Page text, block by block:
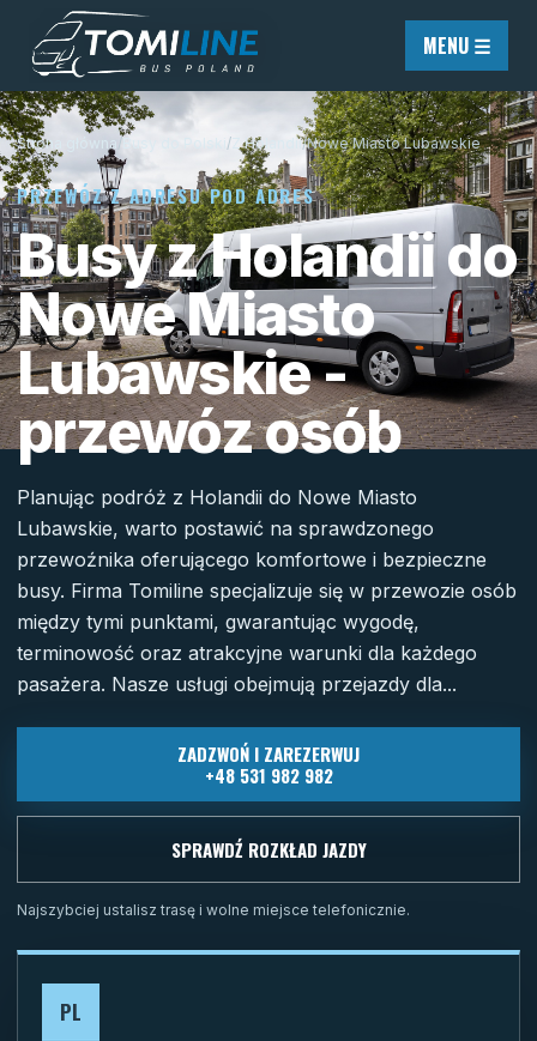
Przejdź do treści
MENU ☰
Strona główna / / Z Holandii/Nowe Miasto Lubawskie
PRZEWÓZ Z ADRESU POD ADRES
Busy z Holandii do
Nowe Miasto
Lubawskie -
przewóz osób
Planując podróż z Holandii do Nowe Miasto
Lubawskie, warto postawić na sprawdzonego
przewoźnika oferującego komfortowe i bezpieczne
busy. Firma Tomiline specjalizuje się w przewozie osób
między tymi punktami, gwarantując wygodę,
terminowość oraz atrakcyjne warunki dla każdego
pasażera. Nasze usługi obejmują przejazdy dla...
ZADZWOŃ I ZAREZERWUJ
+48 531 982 982
SPRAWDŹ ROZKŁAD JAZDY
Najszybciej ustalisz trasę i wolne miejsce telefonicznie.
PL